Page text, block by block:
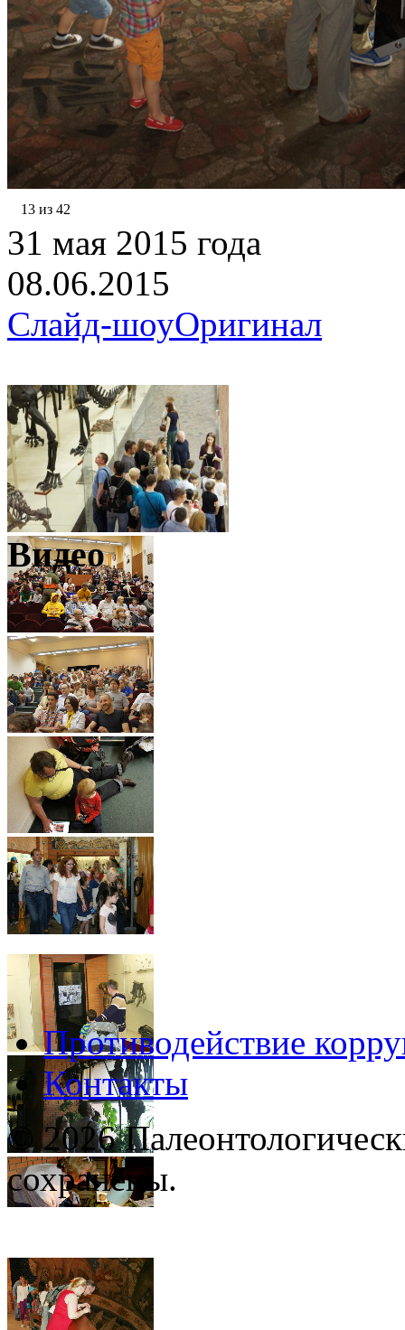
13 из 42
31 мая 2015 года
08.06.2015
Слайд-шоуОригинал
Видео
Противодействие
Контакты
© 2026
сохранены.